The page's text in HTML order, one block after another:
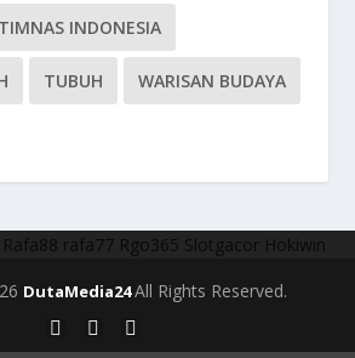
TIMNAS INDONESIA
TUBUH WARISAN BUDAYA
Rafa88 rafa77 Rgo365 Slotgacor Hokiwin
DutaMedia24All Rights Reserved.